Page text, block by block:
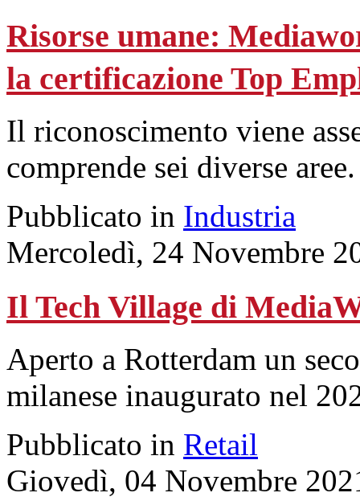
Risorse umane:
la certificazione Top
Il riconoscimento viene
comprende sei diverse aree.
Pubblicato in Industria
Mercoledì, 24 Novembre
Il Tech Village di
Aperto a Rotterdam un
milanese inaugurato nel
Pubblicato in Retail
Giovedì, 04 Novembre